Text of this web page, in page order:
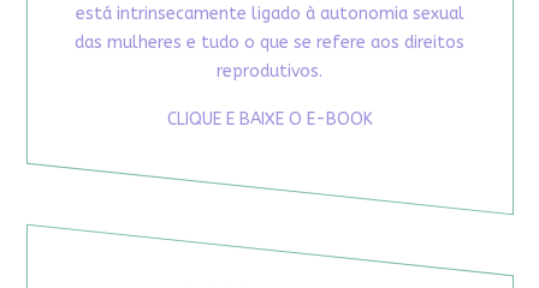
está intrinsecamente ligado à autonomia sexual
das mulheres e tudo o que se refere aos direitos
reprodutivos.
CLIQUE E BAIXE O E-BOOK